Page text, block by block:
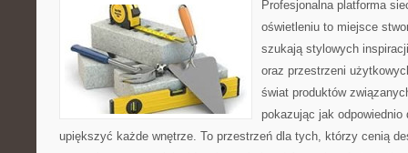
Profesjonalna platforma
oświetleniu to miejsce
szukają stylowych
oraz przestrzeni
świat produktów
pokazując jak odpowiednio
upiększyć każde wnętrze. To przestrzeń dla tych, którzy cenią